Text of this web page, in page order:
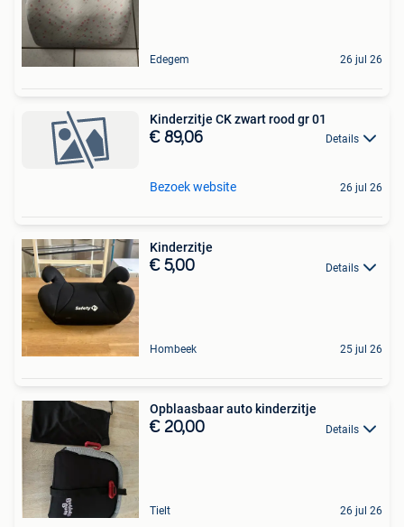
Edegem 26 jul 26
Kinderzitje CK zwart rood gr 01
€ 89,06 Details
Bezoek website 26 jul 26
Kinderzitje
€ 5,00 Details
Hombeek 25 jul 26
Opblaasbaar auto kinderzitje
€ 20,00 Details
Tielt 26 jul 26